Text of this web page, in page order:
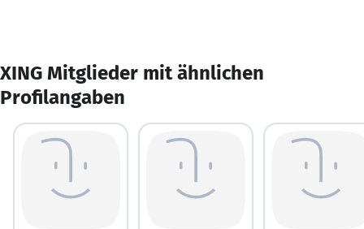
XING Mitglieder mit ähnlichen
Profilangaben